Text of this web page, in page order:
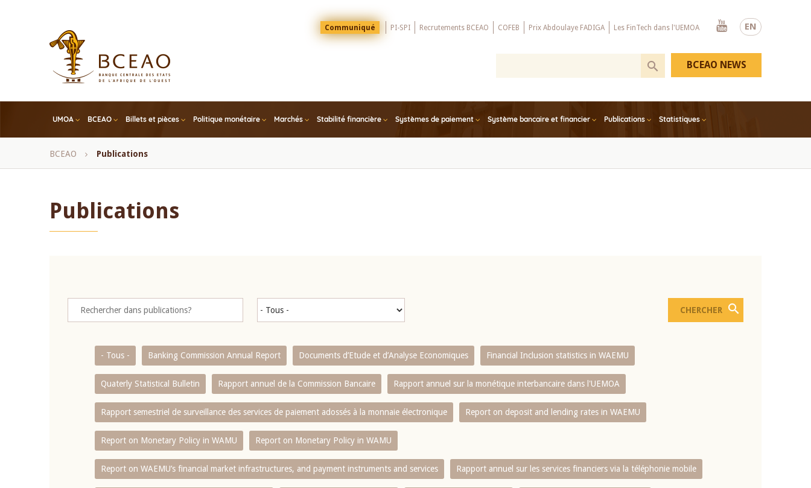
EN
Menu
Top
Communiqué PI-SPI Recrutements BCEAO COFEB Prix Abdoulaye FADIGA Les FinTech dans l'UEMOA
Youtube
UMOA BCEAO Billets et pièces Politique monétaire Marchés Stabilité financière Systèmes de paiement Système bancaire et financier Publications Statistiques
BCEAO NEWS
Fil
BCEAO Publications
Publications
- Tous - Banking Commission Annual Report Documents d’Etude et d’Analyse Economiques Financial Inclusion statistics in WAEMU
Quaterly Statistical Bulletin Rapport annuel de la Commission Bancaire Rapport annuel sur la monétique interbancaire dans l'UEMOA
Rapport semestriel de surveillance des services de paiement adossés à la monnaie électronique Report on deposit and lending rates in WAEMU
Report on Monetary Policy in WAMU Report on Monetary Policy in WAMU
Report on WAEMU’s financial market infrastructures, and payment instruments and services Rapport annuel sur les services financiers via la téléphonie mobile